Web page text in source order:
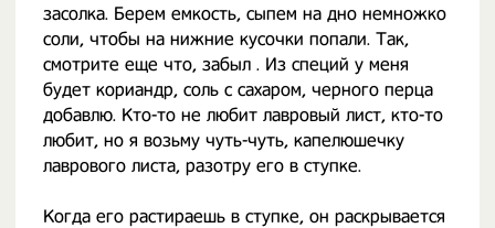
засолка. Берем емкость, сыпем на дно немножко
соли, чтобы на нижние кусочки попали. Так,
смотрите еще что, забыл . Из специй у меня
будет кориандр, соль с сахаром, черного перца
добавлю. Кто-то не любит лавровый лист, кто-то
любит, но я возьму чуть-чуть, капелюшечку
лаврового листа, разотру его в ступке.
Когда его растираешь в ступке, он раскрывается